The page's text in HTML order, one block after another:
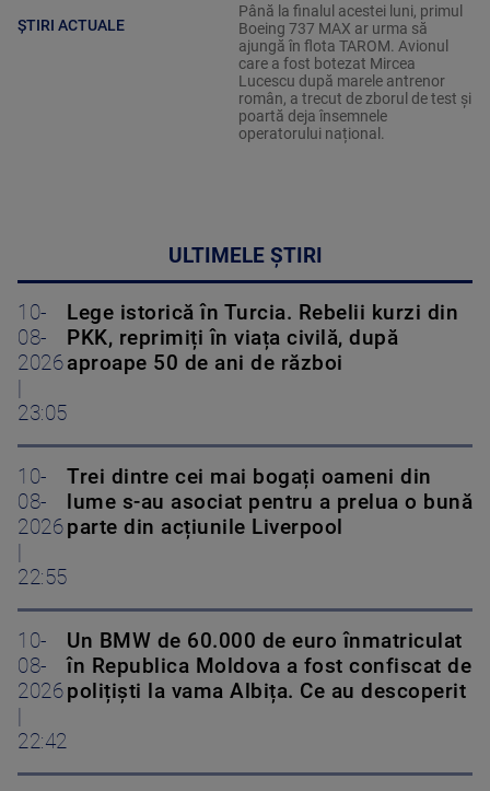
ȘTIRI ACTUALE
Până la finalul acestei luni, primul
Boeing 737 MAX ar urma să
ajungă în flota TAROM. Avionul
care a fost botezat Mircea
Lucescu după marele antrenor
român, a trecut de zborul de test și
poartă deja însemnele
operatorului național.
ULTIMELE ȘTIRI
10-
08-
2026
|
23:05
Lege istorică în Turcia. Rebelii kurzi din
PKK, reprimiți în viața civilă, după
aproape 50 de ani de război
10-
08-
2026
|
22:55
Trei dintre cei mai bogați oameni din
lume s-au asociat pentru a prelua o bună
parte din acțiunile Liverpool
10-
08-
2026
|
22:42
Un BMW de 60.000 de euro înmatriculat
în Republica Moldova a fost confiscat de
polițiști la vama Albița. Ce au descoperit